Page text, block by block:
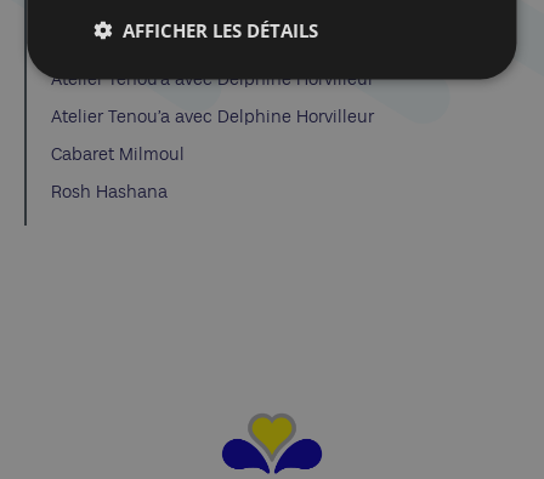
Spirou dans la tourmente de la Shoah
Atelier Tenou’a avec Delphine Horvilleur
Atelier Tenou’a avec Delphine Horvilleur
Cabaret Milmoul
Rosh Hashana
AFFICHER LES DÉTAILS